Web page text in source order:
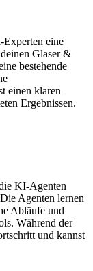
Experten eine
Glaser &
bestehende
einen klaren
Ergebnissen.
KI-Agenten
Agenten lernen
Abläufe und
Während der
und kannst